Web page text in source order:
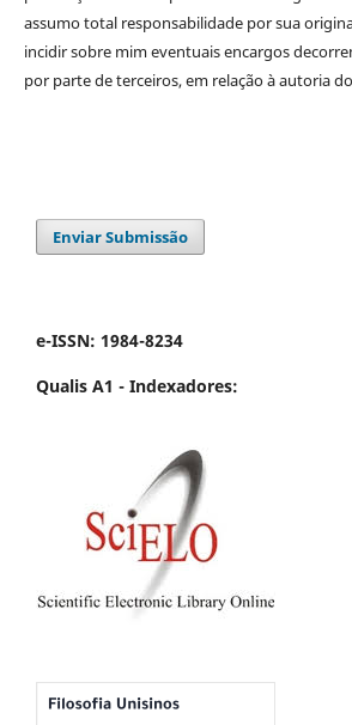
assumo total responsabilidade por sua
incidir sobre mim eventuais encargos
por parte de terceiros, em relação à autoria
Enviar Submissão
e-ISSN: 1984-8234
Qualis A1 - Indexadores: